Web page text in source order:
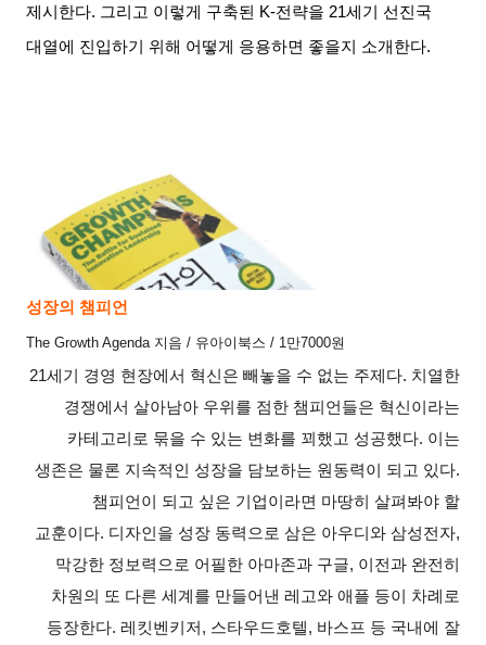
제시한다. 그리고 이렇게 구축된 K-전략을 21세기 선진국
대열에 진입하기 위해 어떻게 응용하면 좋을지 소개한다.
성장의 챔피언
The Growth Agenda 지음 / 유아이북스 / 1 만7000원
21세기 경영 현장에서 혁신은 빼놓을 수 없는 주제다. 치열한
경쟁에서 살아남아 우위를 점한 챔피언들은 혁신이라는
카테고리로 묶을 수 있는 변화를 꾀했고 성공했다. 이는
생존은 물론 지속적인 성장을 담보하는 원동력이 되고 있다.
챔피언이 되고 싶은 기업이라면 마땅히 살펴봐야 할
교훈이다. 디자인을 성장 동력으로 삼은 아우디와 삼성전자,
막강한 정보력으로 어필한 아마존과 구글, 이전과 완전히
차원의 또 다른 세계를 만들어낸 레고와 애플 등이 차례로
등장한다. 레킷벤키저 , 스타우드호텔, 바스프 등 국내에 잘